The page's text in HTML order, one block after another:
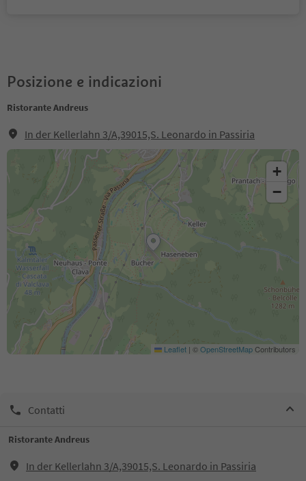
Posizione e indicazioni
Ristorante Andreus
In der Kellerlahn 3/A,39015,S. Leonardo in Passiria
+
−
Leaflet | ©OpenStreetMapContributors
Contatti
Ristorante Andreus
In der Kellerlahn 3/A,39015,S. Leonardo in Passiria